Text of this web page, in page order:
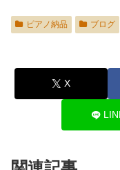
ピアノ納品 ブログ
X